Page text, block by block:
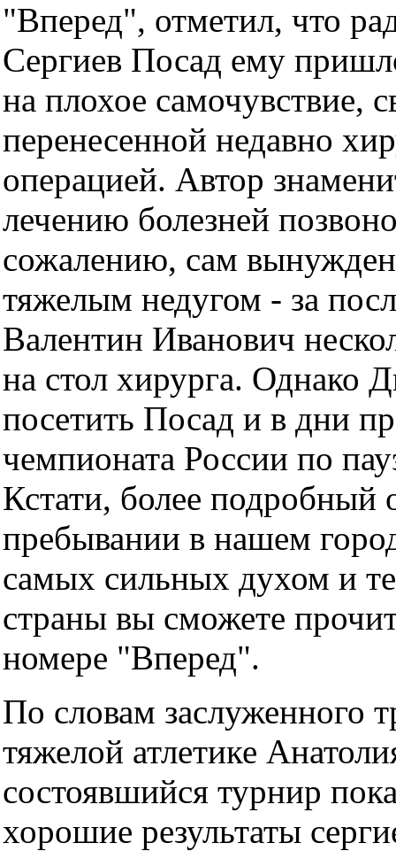
"Вперед", отметил, что
Сергиев Посад ему
на плохое самочувствие,
перенесенной недавно
операцией. Автор
лечению болезней
сожалению, сам вынужден
тяжелым недугом - за
Валентин Иванович
на стол хирурга. Однако
посетить Посад и в дни
чемпионата России по
Кстати, более подробный
пребывании в нашем
самых сильных духом и
страны вы сможете
номере "Вперед".
По словам заслуженного
тяжелой атлетике
состоявшийся турнир
хорошие результаты